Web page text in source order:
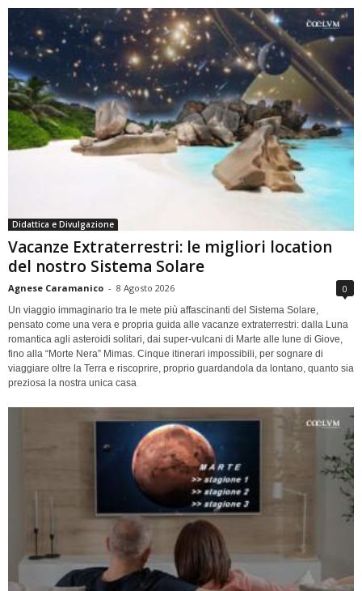
Didattica e Divulgazione
Vacanze Extraterrestri: le migliori location
del nostro Sistema Solare
Agnese Caramanico - 8 Agosto 2026 0
Un viaggio immaginario tra le mete più affascinanti del Sistema Solare,
pensato come una vera e propria guida alle vacanze extraterrestri: dalla Luna
romantica agli asteroidi solitari, dai super-vulcani di Marte alle lune di Giove,
fino alla “Morte Nera” Mimas. Cinque itinerari impossibili, per sognare di
viaggiare oltre la Terra e riscoprire, proprio guardandola da lontano, quanto sia
preziosa la nostra unica casa